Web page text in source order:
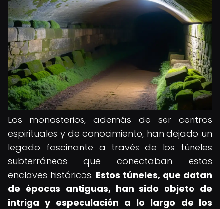
Los monasterios, además de ser centros
espirituales y de conocimiento, han dejado un
legado fascinante a través de los túneles
subterráneos que conectaban estos
enclaves históricos. Estos túneles, que datan
de épocas antiguas, han sido objeto de
intriga y especulación a lo largo de los